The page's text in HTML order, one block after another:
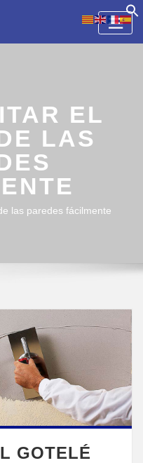
EL
LAS
las paredes fácilmente
GOTELÉ